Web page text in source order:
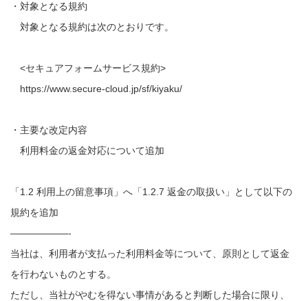
・対象となる規約
対象となる規約は次のとおりです。
<セキュアフォームサービス規約>
https://www.secure-cloud.jp/sf/kiyaku/
・主要な改定内容
利用料金の返金対応について追加
「1.2 利用上の留意事項」へ「1.2.7 返金の取扱い」として以下の
規約を追加
——————-
当社は、利用者が支払った利用料金等について、原則として返金
を行わないものとする。
ただし、当社がやむを得ない事情があると判断した場合に限り、